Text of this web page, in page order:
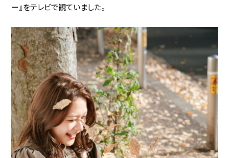
ー』をテレビで観ていました。